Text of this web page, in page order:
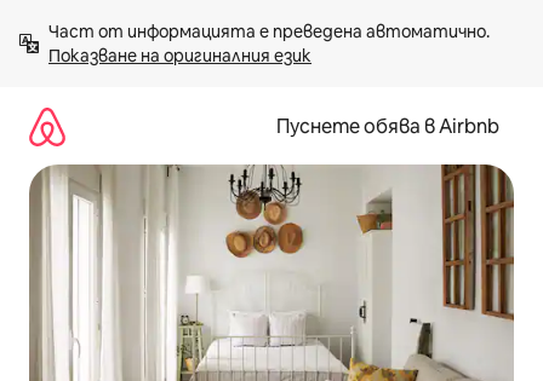
към
съдържанието
Показване на оригиналния език
Пуснете обява в Airbnb